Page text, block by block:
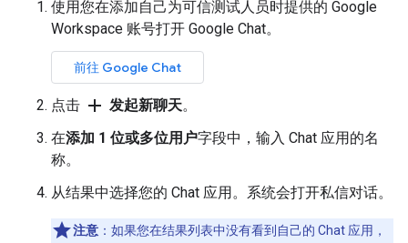
使用您在添加自己为可信测试人员时提供的 Google
Workspace 账号打开 Google Chat。
前往 Google Chat
点击 add 发起新聊天。
在添加 1 位或多位用户字段中，输入 Chat 应用的名
称。
从结果中选择您的 Chat 应用。系统会打开私信对话。
注意 ：如果您在结果列表中没有看到自己的 Chat 应用，